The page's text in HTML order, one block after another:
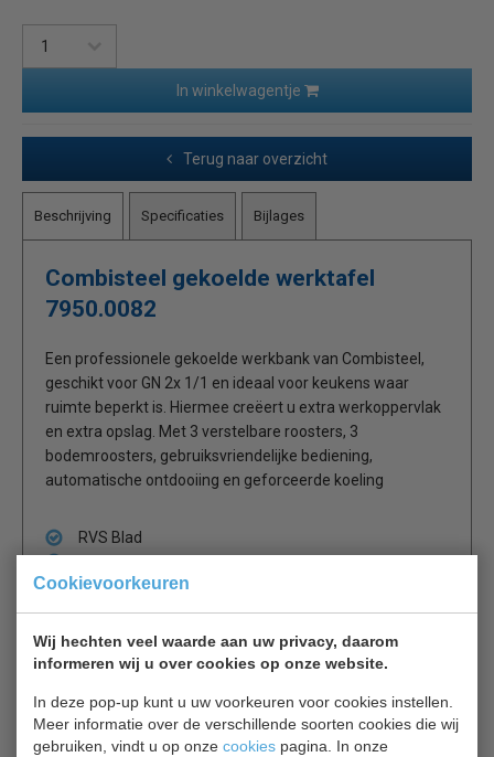
Cookievoorkeuren
Wij hechten veel waarde aan uw privacy, daarom
informeren wij u over cookies op onze website.
In deze pop-up kunt u uw voorkeuren voor cookies instellen.
Meer informatie over de verschillende soorten cookies die wij
gebruiken, vindt u op onze cookies pagina. In onze
In winkelwagentje
Terug naar overzicht
Beschrijving Specificaties Bijlages
Combisteel gekoelde werktafel
7950.0082
Een professionele gekoelde werkbank van Combisteel,
geschikt voor GN 2x 1/1 en ideaal voor keukens waar
ruimte beperkt is. Hiermee creëert u extra werkoppervlak
en extra opslag. Met 3 verstelbare roosters, 3
bodemroosters, gebruiksvriendelijke bediening,
automatische ontdooiing en geforceerde koeling
RVS Blad
Geforceerde koeling
Materiaal: buiten roestvrij staal. binnenzijde
aluminium
Aan 3 zijden Ingeschuimde verdamper
Automatische ontdooiing.
Temperatuur: + 2 ° C / + 8 ° C